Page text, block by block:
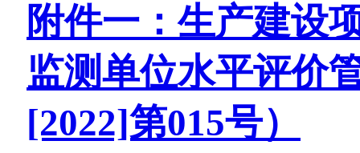
附件一：生产建设
监测单位水平评价
[2022]第015号）